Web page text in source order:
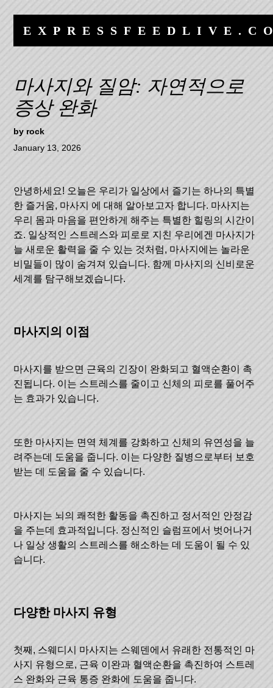
content
navigation
마사지와 질암: 자연적으로
증상 완화
by rock
January 13, 2026
안녕하세요! 오늘은 우리가 일상에서 즐기는 하나의 특별
한 즐거움, 마사지 에 대해 알아보고자 합니다. 마사지는
우리 몸과 마음을 편안하게 해주는 특별한 힐링의 시간이
죠. 일상적인 스트레스와 피로로 지친 우리에겐 마사지가
늘 새로운 활력을 줄 수 있는 것처럼, 마사지에는 놀라운
비밀들이 많이 숨겨져 있습니다. 함께 마사지의 신비로운
세계를 탐구해보겠습니다.
마사지의 이점
마사지를 받으면 근육의 긴장이 완화되고 혈액순환이 촉
진됩니다. 이는 스트레스를 줄이고 신체의 피로를 풀어주
는 효과가 있습니다.
또한 마사지는 면역 체계를 강화하고 신체의 유연성을 늘
려주는데 도움을 줍니다. 이는 다양한 질병으로부터 보호
받는 데 도움을 줄 수 있습니다.
마사지는 뇌의 쾌적한 활동을 촉진하고 정서적인 안정감
을 주는데 효과적입니다. 정신적인 슬럼프에서 벗어나거
나 일상 생활의 스트레스를 해소하는 데 도움이 될 수 있
습니다.
다양한 마사지 유형
첫째, 스웨디시 마사지는 스웨덴에서 유래한 전통적인 마
사지 유형으로, 근육 이완과 혈액순환을 촉진하여 스트레
스 완화와 근육 통증 완화에 도움을 줍니다.